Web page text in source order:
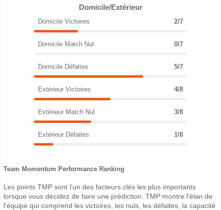
Domicile/Extérieur
Domicile Victoires 2/7
Domicile Match Nul 0/7
Domicile Défaites 5/7
Extérieur Victoires 4/8
Extérieur Match Nul 3/8
Extérieur Défaites 1/8
Team Momentum Performance Ranking
Les points TMP sont l'un des facteurs clés les plus importants
lorsque vous décidez de faire une prédiction. TMP montre l'élan de
l'équipe qui comprend les victoires, les nuls, les défaites, la capacité